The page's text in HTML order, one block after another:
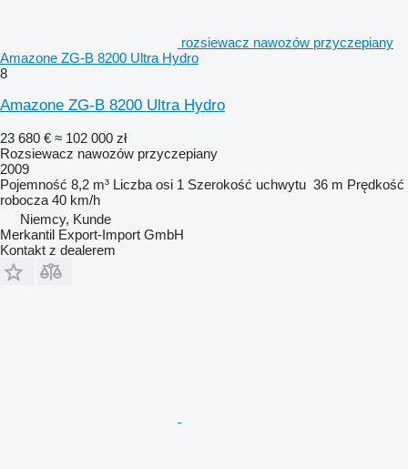
rozsiewacz nawozów przyczepiany
Amazone ZG-B 8200 Ultra Hydro
8
Amazone ZG-B 8200 Ultra Hydro
23 680 € ≈ 102 000 zł
Rozsiewacz nawozów przyczepiany
2009
Pojemność 8,2 m³ Liczba osi 1 Szerokość uchwytu 36 m Prędkość
robocza 40 km/h
Niemcy, Kunde
Merkantil Export-Import GmbH
Kontakt z dealerem